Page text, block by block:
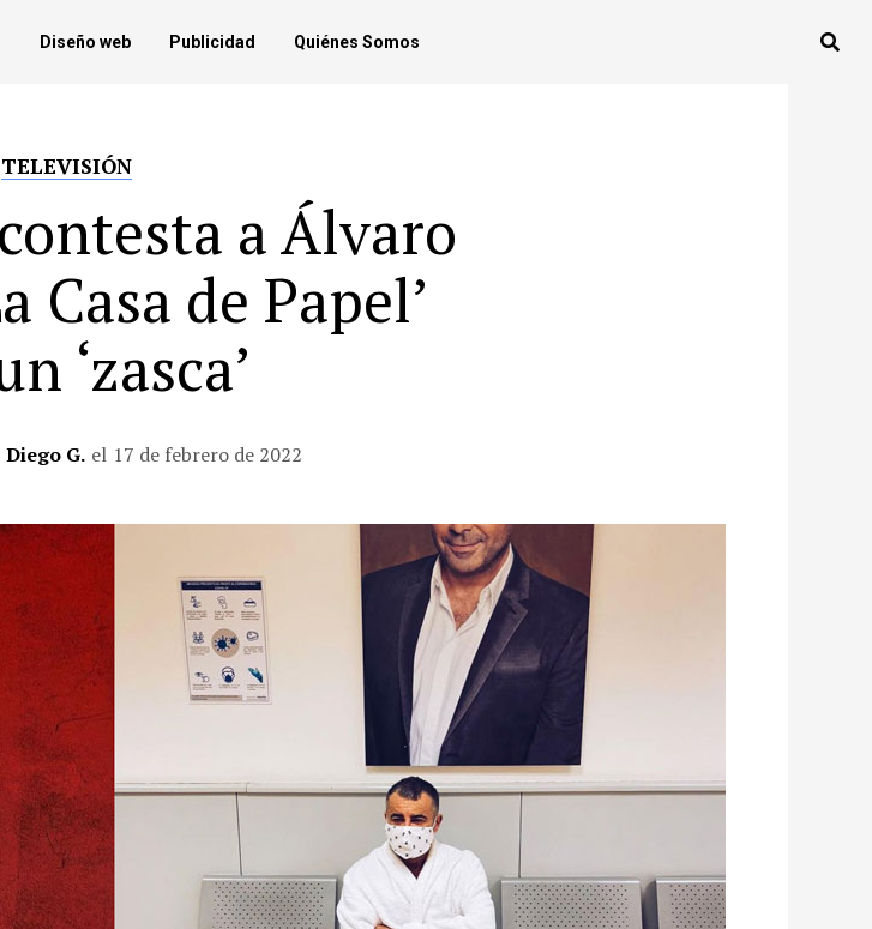
Diseño web Publicidad Quiénes Somos
TELEVISIÓN
a Álvaro
Casa de Papel’
‘zasca’
Diego G. el 17 de febrero de 2022